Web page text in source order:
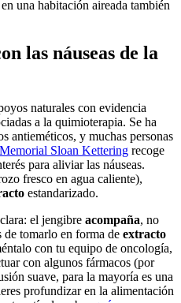
una habitación aireada también
las náuseas de la
naturales con evidencia
a la quimioterapia. Se ha
antieméticos, y muchas personas
Memorial Sloan Kettering recoge
para aliviar las náuseas.
fresco en agua caliente),
estandarizado.
el jengibre acompaña, no
de tomarlo en forma de extracto
con tu equipo de oncología,
con algunos fármacos (por
suave, para la mayoría es una
profundizar en la alimentación